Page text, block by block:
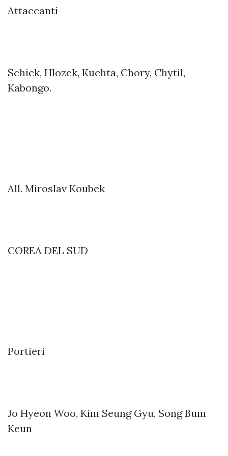
Attaccanti
Schick, Hlozek, Kuchta, Chory, Chytil,
Kabongo.
All. Miroslav Koubek
COREA DEL SUD
Portieri
Jo Hyeon Woo, Kim Seung Gyu, Song Bum
Keun